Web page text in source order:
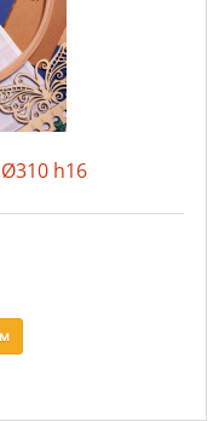
h16